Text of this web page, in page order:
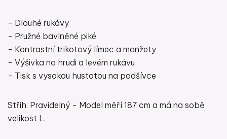
- Dlouhé rukávy
- Pružné bavlněné piké
- Kontrastní trikotový límec a manžety
- Výšivka na hrudi a levém rukávu
- Tisk s vysokou hustotou na podšívce
Střih: Pravidelný - Model měří 187 cm a má na sobě
velikost L.